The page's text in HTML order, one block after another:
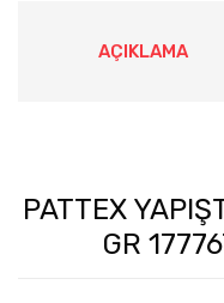
AÇIKLAMA
PATTEX
GR